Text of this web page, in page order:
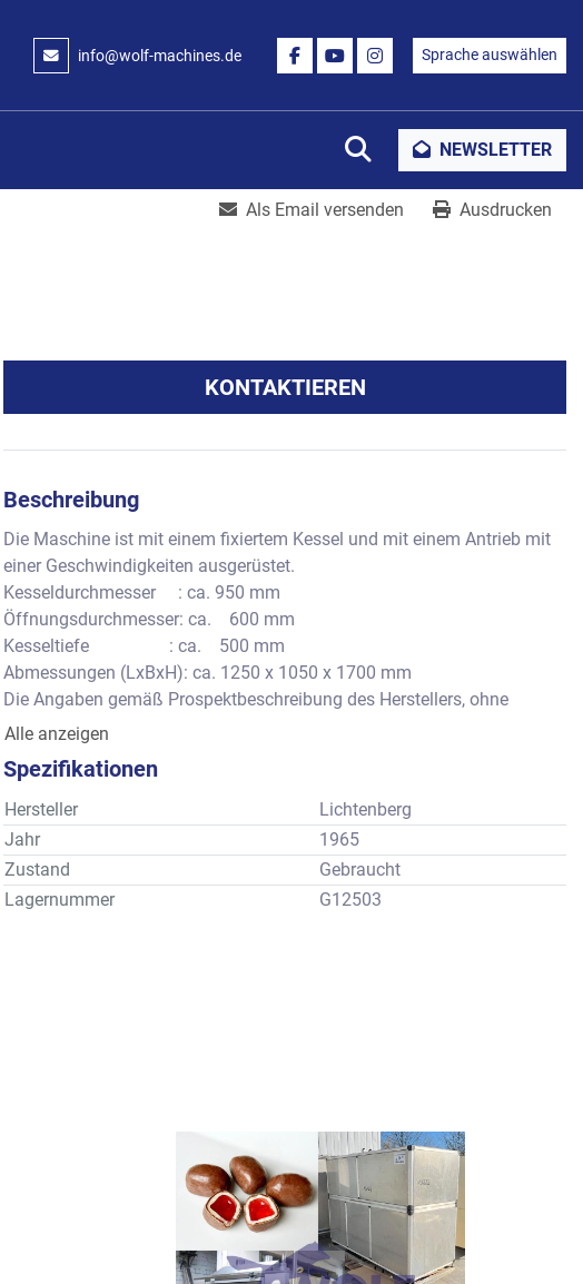
info@wolf-machines.de
FACEBOOK
YOUTUBEINSTAGRAM
Sprache auswählen
SucheNEWSLETTER
Als Email versenden Ausdrucken
KONTAKTIEREN
Beschreibung
Die Maschine ist mit einem fixiertem Kessel und mit einem Antrieb mit
einer Geschwindigkeiten ausgerüstet.
Kesseldurchmesser     : ca. 950 mm
Öffnungsdurchmesser: ca.    600 mm
Kesseltiefe                  : ca.    500 mm
Abmessungen (LxBxH): ca. 1250 x 1050 x 1700 mm
Die Angaben gemäß Prospektbeschreibung des Herstellers, ohne
Gewähr.
Alle anzeigen
Spezifikationen
Hersteller
Lichtenberg
Jahr
1965
Zustand
Gebraucht
Lagernummer
G12503